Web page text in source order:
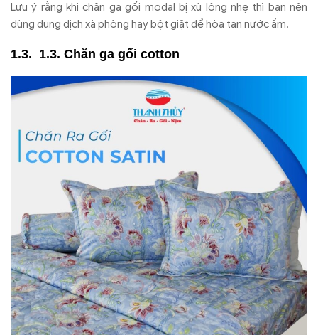
Lưu ý rằng khi chăn ga gối modal bị xù lông nhẹ thì bạn nên
dùng dung dịch xà phòng hay bột giặt để hòa tan nước ấm.
1.3. Chăn ga gối cotton